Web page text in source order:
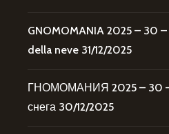
GNOMOMANIA 2025 – 30
della neve 31/12/2025
ГНОМОМАНИЯ 2025 – 30 –
снега 30/12/2025